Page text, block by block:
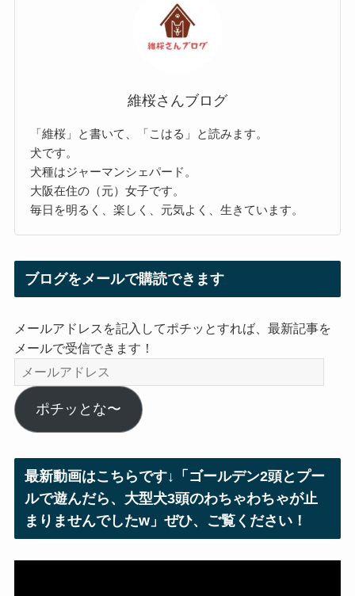
維桜さんブログ
「維桜」と書いて、「こはる」と読みます。
犬です。
犬種はジャーマンシェパード。
大阪在住の（元）女子です。
毎日を明るく、楽しく、元気よく、生きています。
ブログをメールで購読できます
メールアドレスを記入してポチッとすれば、最新記事を
メールで受信できます！
メ
ー
ル
ア
ス
ポチッとな〜
最新動画はこちらです↓「ゴールデン2頭とプー
ルで遊んだら、大型犬3頭のわちゃわちゃが止
まりませんでしたw」ぜひ、ご覧ください！